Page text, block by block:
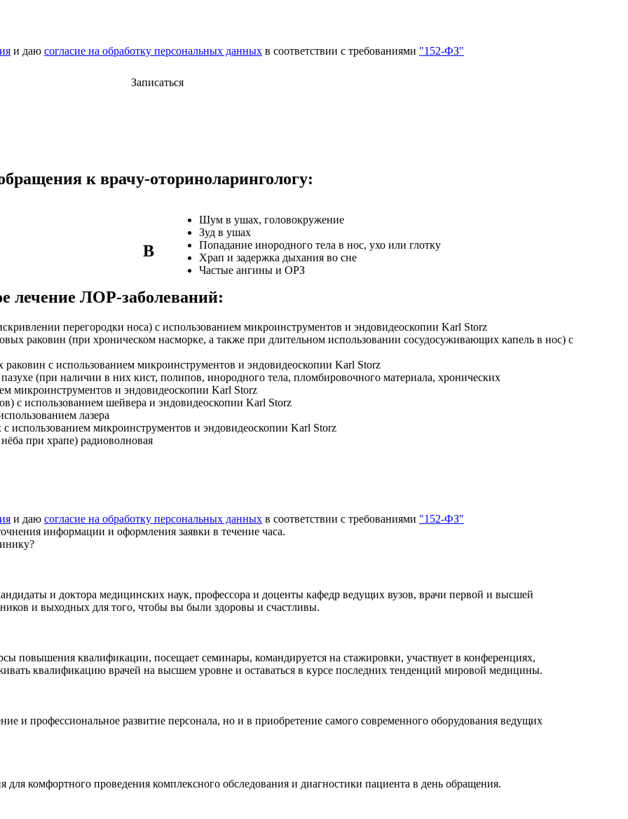
и даю согласие на обработку персональных данных в соответствии с требованиями "152-ФЗ"
Записаться
к врачу-оториноларингологу:
Шум в ушах, головокружение
Зуд в ушах
Попадание инородного тела в нос, ухо или глотку
Храп и задержка дыхания во сне
Частые ангины и ОРЗ
В
лечение ЛОР-заболеваний:
перегородки носа) с использованием микроинструментов и эндовидеоскопии Karl Storz
раковин (при хроническом насморке, а также при длительном использовании сосудосуживающих капель в нос) с
с использованием микроинструментов и эндовидеоскопии Karl Storz
(при наличии в них кист, полипов, инородного тела, пломбировочного материала, хронических
микроинструментов и эндовидеоскопии Karl Storz
с использованием шейвера и эндовидеоскопии Karl Storz
лазера
использованием микроинструментов и эндовидеоскопии Karl Storz
при храпе) радиоволновая
и даю согласие на обработку персональных данных в соответствии с требованиями "152-ФЗ"
информации и оформления заявки в течение часа.
и доктора медицинских наук, профессора и доценты кафедр ведущих вузов, врачи первой и высшей
и выходных для того, чтобы вы были здоровы и счастливы.
повышения квалификации, посещает семинары, командируется на стажировки, участвует в конференциях,
квалификацию врачей на высшем уровне и оставаться в курсе последних тенденций мировой медицины.
и профессиональное развитие персонала, но и в приобретение самого современного оборудования ведущих
комфортного проведения комплексного обследования и диагностики пациента в день обращения.